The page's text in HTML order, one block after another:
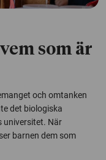
som är
och omtanken
det biologiska
universitet. När
barnen dem som